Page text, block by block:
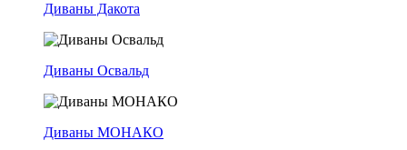
Диваны Дакота
Диваны Освальд
Диваны МОНАКО